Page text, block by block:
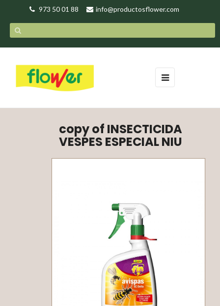
973 50 01 88 info@productosflower.com
Toggle
navigation
☰
copy of INSECTICIDA
VESPES ESPECIAL NIU